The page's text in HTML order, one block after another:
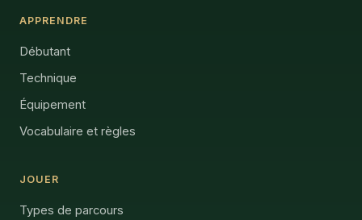
APPRENDRE
Débutant
Technique
Équipement
Vocabulaire et règles
JOUER
Types de parcours